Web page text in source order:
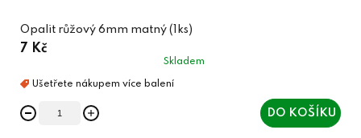
Opalit růžový 6mm matný (1ks)
7 Kč
Skladem
DO KOŠÍKU